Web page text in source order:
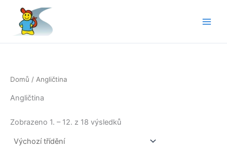
Přeskočit
obsah
Domů / Angličtina
Angličtina
Zobrazeno 1. – 12. z 18 výsledků